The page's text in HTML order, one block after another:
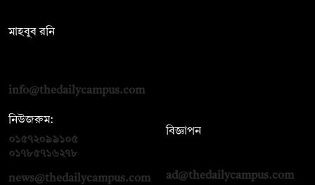
মাহবুব রনি
info@thedailycampus.com
নিউজরুম:
০১৫৭২০৯৯১০৫
০১৭৮৫৭১৬২৭৮
news@thedailycampus.com
বিজ্ঞাপন
ad@thedailycampus.com